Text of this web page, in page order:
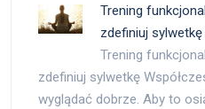
Trening
zdefiniuj sylwetkę
Trening
zdefiniuj sylwetkę
wyglądać dobrze. Aby to